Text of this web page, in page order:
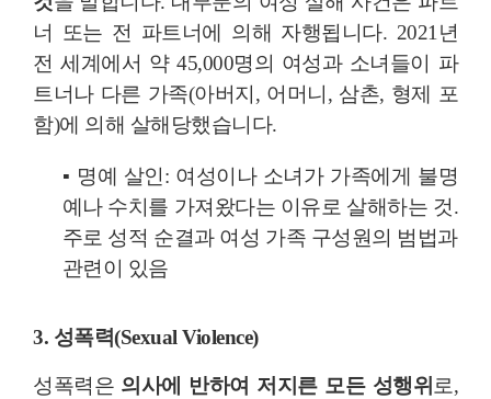
너 또는 전 파트너에 의해 자행됩니다. 2021년
전 세계에서 약 45,000명의 여성과 소녀들이 파
트너나 다른 가족(아버지, 어머니, 삼촌, 형제 포
함)에 의해 살해당했습니다.
▪ 명예 살인: 여성이나 소녀가 가족에게 불명
예나 수치를 가져왔다는 이유로 살해하는 것.
주로 성적 순결과 여성 가족 구성원의 범법과
관련이 있음
3. 성폭력(Sexual Violence)
성폭력은 의사에 반하여 저지른 모든 성행위 로,